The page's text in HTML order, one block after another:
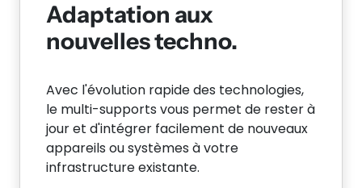
Adaptation aux
nouvelles techno.
Avec l'évolution rapide des technologies,
le multi-supports vous permet de rester à
jour et d'intégrer facilement de nouveaux
appareils ou systèmes à votre
infrastructure existante.